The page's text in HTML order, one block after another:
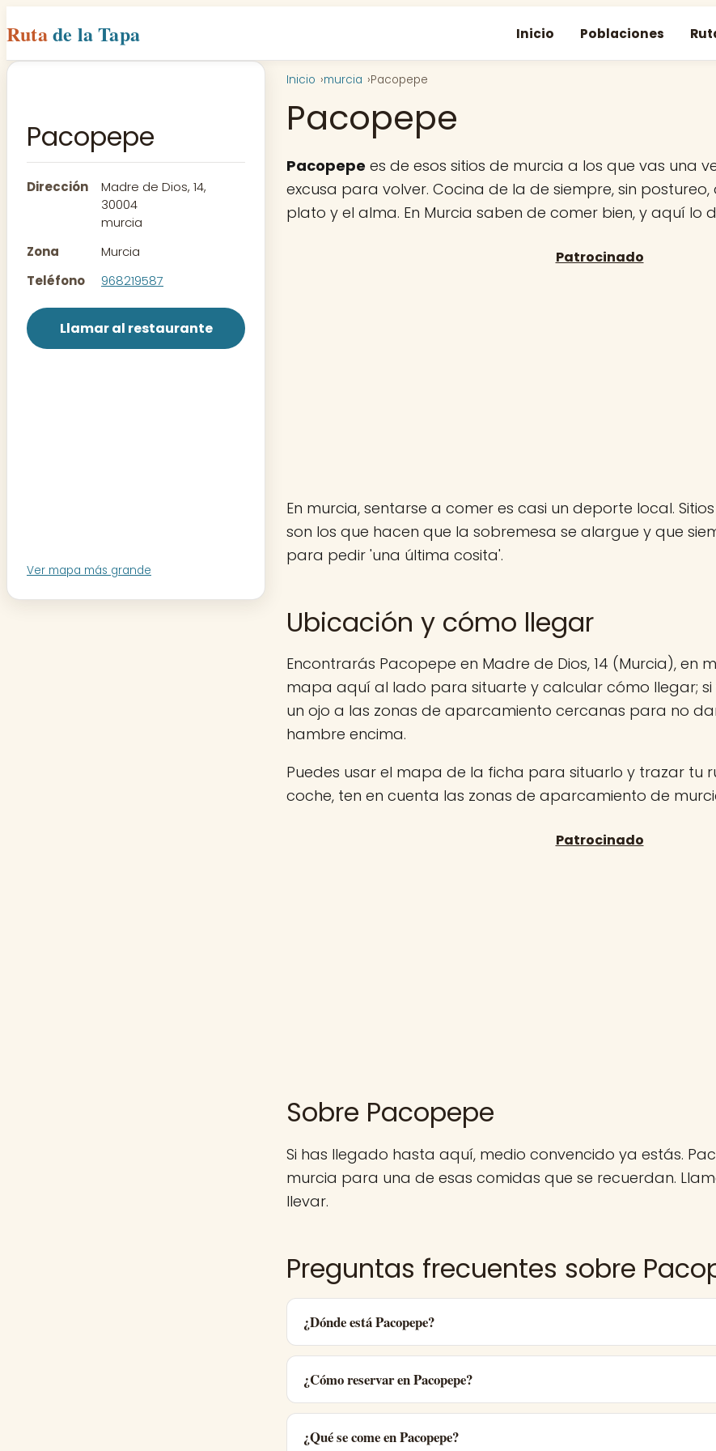
Rutade la Tapa Inicio Poblaciones
Pacopepe
Dirección
Madre de Dios, 14,
30004
murcia
Zona
Murcia
Teléfono
968219587
Llamar al restaurante
Ver mapa más grande
Inicio murcia Pacopepe
Pacopepe
Pacopepe es de esos sitios de murcia a los que vas una
excusa para volver. Cocina de la de siempre, sin
plato y el alma. En Murcia saben de comer bien, y aquí lo
En murcia, sentarse a comer es casi un deporte local.
son los que hacen que la sobremesa se alargue y que
para pedir 'una última cosita'.
Ubicación y cómo llegar
Encontrarás Pacopepe en Madre de Dios, 14 (Murcia), en
mapa aquí al lado para situarte y calcular cómo llegar; si
un ojo a las zonas de aparcamiento cercanas para no
hambre encima.
Puedes usar el mapa de la ficha para situarlo y trazar tu
coche, ten en cuenta las zonas de aparcamiento de
Sobre Pacopepe
Si has llegado hasta aquí, medio convencido ya estás.
murcia para una de esas comidas que se recuerdan.
llevar.
Preguntas frecuentes sobre
¿Dónde está Pacopepe?
¿Cómo reservar en Pacopepe?
¿Qué se come en Pacopepe?